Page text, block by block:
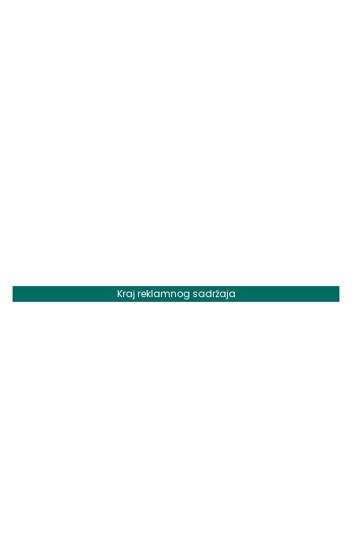
Kraj reklamnog sadržaja